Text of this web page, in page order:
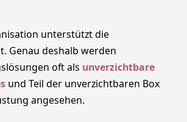
unterstützt die
Genau deshalb werden
oft als unverzichtbare
und Teil der unverzichtbaren Box
angesehen.